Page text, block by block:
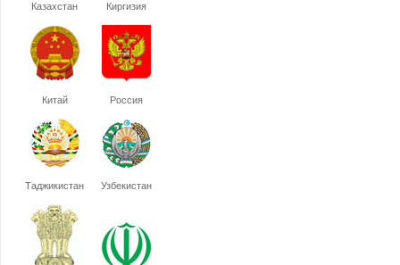
Казахстан Киргизия
Китай Россия
Таджикистан Узбекистан